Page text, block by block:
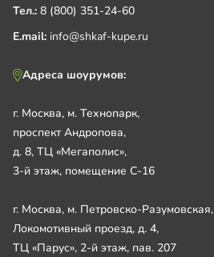
Тел.: 8 (800) 351-24-60
E.mail: info@shkaf-kupe.ru
Адреса шоурумов:
г. Москва, м. Технопарк,
проспект Андропова,
д. 8, ТЦ «Мегаполис»,
3-й этаж, помещение С-16
г. Москва, м. Петровско-Разумовская,
Локомотивный проезд, д. 4,
ТЦ «Парус», 2-й этаж, пав. 207